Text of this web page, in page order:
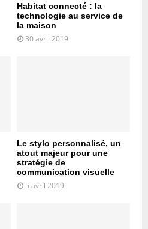
Habitat connecté : la
technologie au service de
la maison
30 avril 2019
Le stylo personnalisé, un
atout majeur pour une
stratégie de
communication visuelle
5 avril 2019